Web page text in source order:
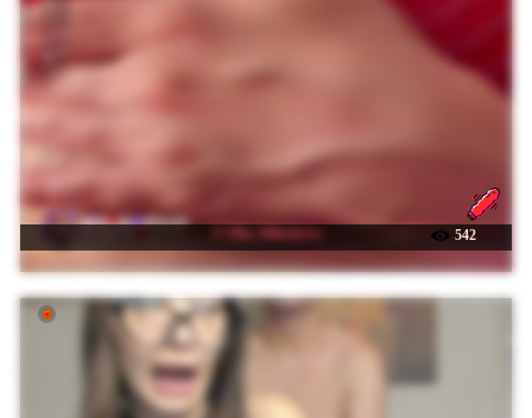
☉ Mia_Milasheva 542